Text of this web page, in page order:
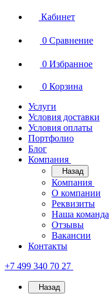
Кабинет
0 Сравнение
0 Избранное
0 Корзина
Услуги
Условия доставки
Условия оплаты
Портфолио
Блог
Компания
Назад
Компания
О компании
Реквизиты
Наша команда
Отзывы
Вакансии
Контакты
+7 499 340 70 27
Назад